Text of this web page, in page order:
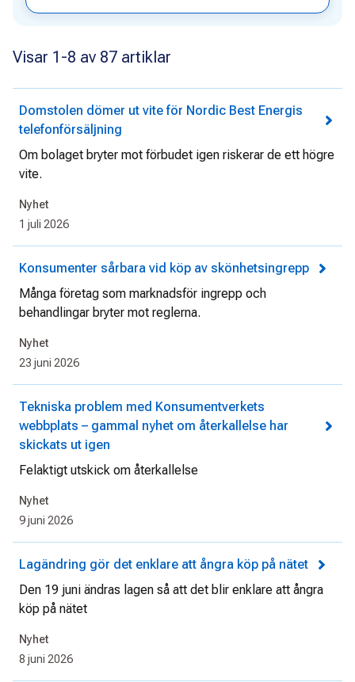
Visar 1-8 av 87 artiklar
Domstolen dömer ut vite för Nordic Best Energis
telefonförsäljning
Om bolaget bryter mot förbudet igen riskerar de ett högre
vite.
Nyhet
1 juli 2026
Konsumenter sårbara vid köp av skönhetsingrepp
Många företag som marknadsför ingrepp och
behandlingar bryter mot reglerna.
Nyhet
23 juni 2026
Tekniska problem med Konsumentverkets
webbplats – gammal nyhet om återkallelse har
skickats ut igen
Felaktigt utskick om återkallelse
Nyhet
9 juni 2026
Lagändring gör det enklare att ångra köp på nätet
Den 19 juni ändras lagen så att det blir enklare att ångra
köp på nätet
Nyhet
8 juni 2026